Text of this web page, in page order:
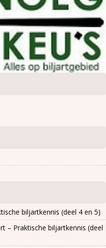
biljartkennis (deel 4 en 5)
– Praktische biljartkennis (deel